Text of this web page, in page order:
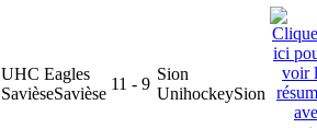
UHC Eagles
SavièseSavièse
11 - 9
Sion
UnihockeySion